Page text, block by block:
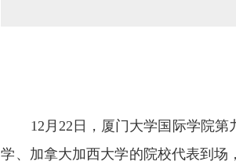
12月22日，厦门大学国际学院
学、加拿大加西大学的院校代表到